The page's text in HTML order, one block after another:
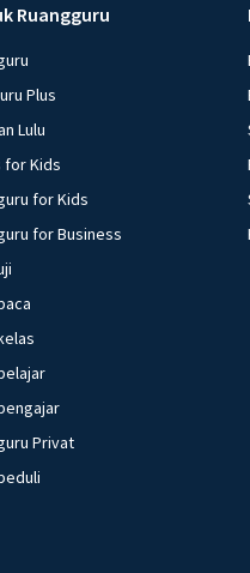
Ruangguru
Plus
Lulu
for Kids
for Kids
for Business
Privat